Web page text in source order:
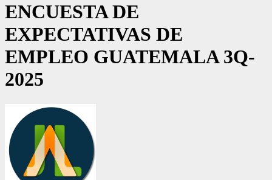
ENCUESTA DE
EXPECTATIVAS DE
EMPLEO GUATEMALA 3Q-
2025